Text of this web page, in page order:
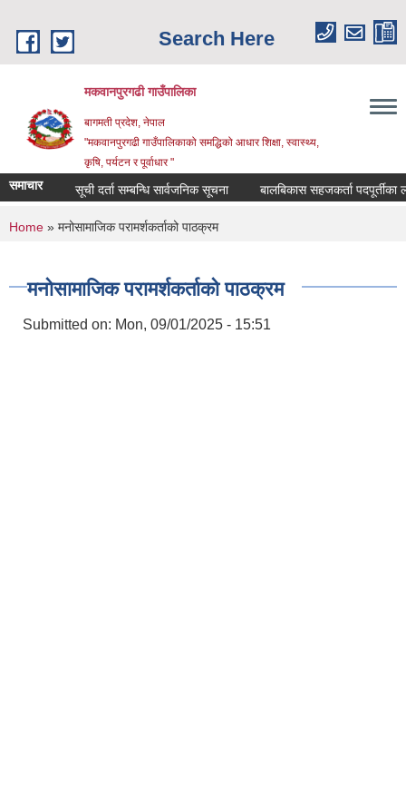
Search Here
मकवानपुरगढी गाउँपालिका
बागमती प्रदेश, नेपाल
"मकवानपुरगढी गाउँपालिकाको समद्धिको आधार शिक्षा, स्‍वास्‍थ्‍य,
कृषि, पर्यटन र पूर्वाधार "
समाचार सूची दर्ता सम्बन्धि सार्वजनिक सूचना बालबिकास सहजकर्ता पदपूर्तीका लागि
You are here
Home » मनोसामाजिक परामर्शकर्ताको पाठक्रम
मनोसामाजिक परामर्शकर्ताको पाठक्रम
Submitted on: Mon, 09/01/2025 - 15:51